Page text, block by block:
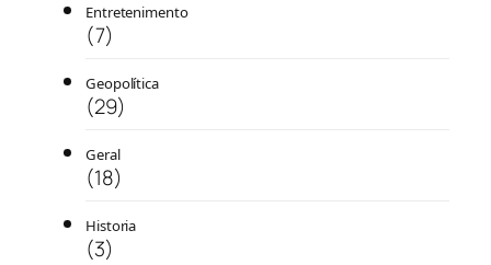
Entretenimento
(7)
Geopolítica
(29)
Geral
(18)
Historia
(3)